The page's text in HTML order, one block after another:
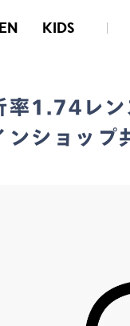
KIDS
らせ（店舗・オンラインシ
率1.74レ
ンショッ